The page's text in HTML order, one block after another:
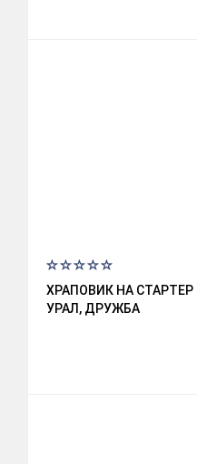
ХРАПОВИК НА
УРАЛ, ДРУЖБА